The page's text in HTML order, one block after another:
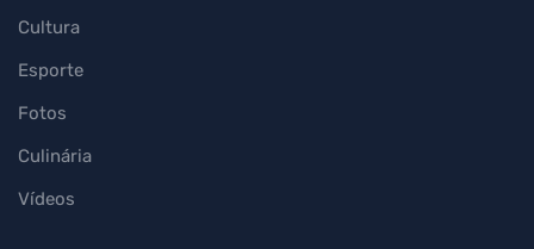
Cultura
Esporte
Fotos
Culinária
Vídeos